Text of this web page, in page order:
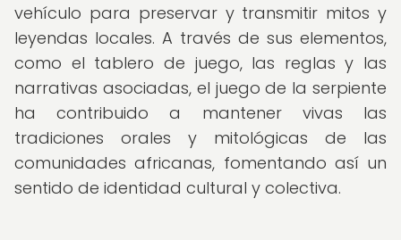
vehículo para preservar y transmitir mitos y
leyendas locales. A través de sus elementos,
como el tablero de juego, las reglas y las
narrativas asociadas, el juego de la serpiente
ha contribuido a mantener vivas las
tradiciones orales y mitológicas de las
comunidades africanas, fomentando así un
sentido de identidad cultural y colectiva.